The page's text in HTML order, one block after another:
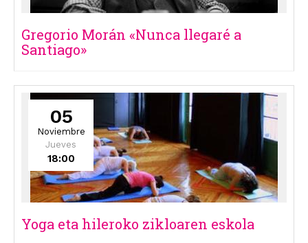
Gregorio Morán «Nunca llegaré a
Santiago»
05
Noviembre
Jueves
18:00
Yoga eta hileroko zikloaren eskola